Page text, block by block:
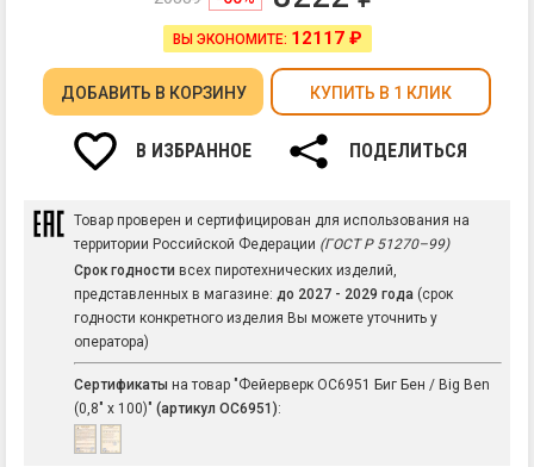
ВЫ ЭКОНОМИТЕ: 12117 ₽
ДОБАВИТЬ В КОРЗИНУ КУПИТЬ В 1 КЛИК
В ИЗБРАННОЕ ПОДЕЛИТЬСЯ
Товар проверен и сертифицирован для использования на
территории Российской Федерации (ГОСТ Р 51270–99)
Срок годности всех пиротехнических изделий,
представленных в магазине: до 2027 - 2029 года (срок
годности конкретного изделия Вы можете уточнить у
оператора)
Сертификаты на товар "Фейерверк ОС6951 Биг Бен / Big Ben
(0,8" х 100)" (артикул ОС6951):